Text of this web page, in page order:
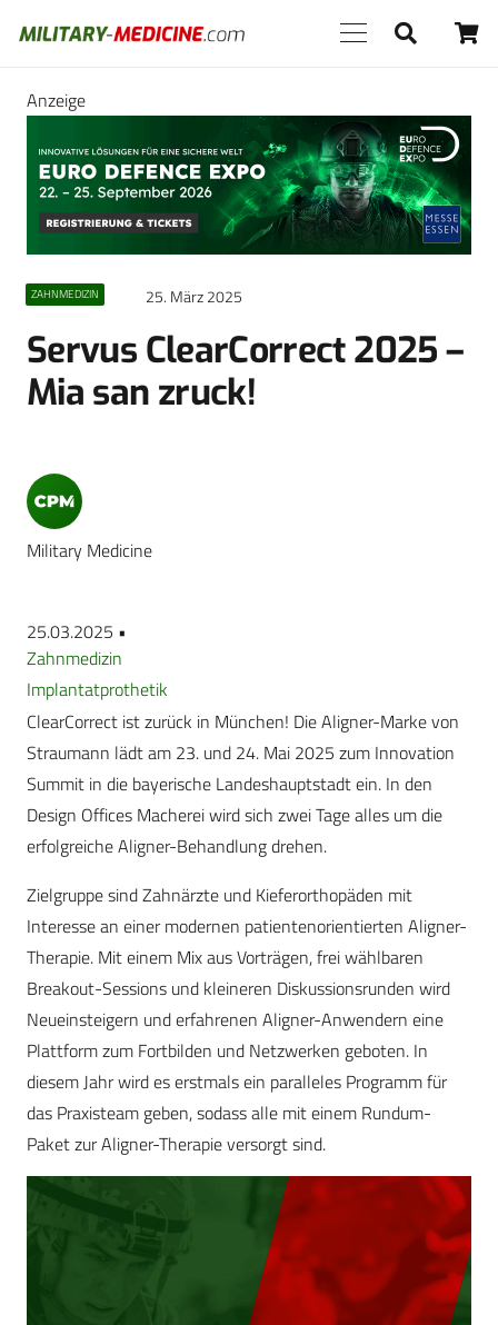
Anzeige
ZAHNMEDIZIN 25. März 2025
Servus ClearCorrect 2025 –
Mia san zruck!
Military Medicine
25.03.2025 •
Zahnmedizin
Implantatprothetik
ClearCorrect ist zurück in München! Die Aligner-Marke von
Straumann lädt am 23. und 24. Mai 2025 zum Innovation
Summit in die bayerische Landeshauptstadt ein. In den
Design Offices Macherei wird sich zwei Tage alles um die
erfolgreiche Aligner-Behandlung drehen.
Zielgruppe sind Zahnärzte und Kieferorthopäden mit
Interesse an einer modernen patientenorientierten Aligner-
Therapie. Mit einem Mix aus Vorträgen, frei wählbaren
Breakout-Sessions und kleineren Diskussionsrunden wird
Neueinsteigern und erfahrenen Aligner-Anwendern eine
Plattform zum Fortbilden und Netzwerken geboten. In
diesem Jahr wird es erstmals ein paralleles Programm für
das Praxisteam geben, sodass alle mit einem Rundum-
Paket zur Aligner-Therapie versorgt sind.